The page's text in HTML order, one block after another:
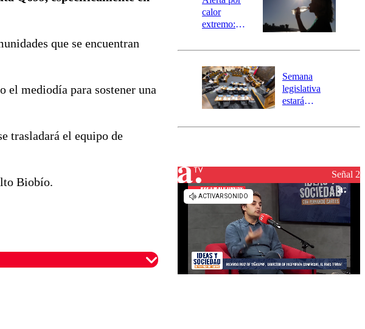
que se encuentran
el mediodía para sostener una
trasladará el equipo de
Biobío.
calor
extremo:
activa Alerta
Preventiva en
tres comunas
Semana
legislativa
estará
el fin de la
reconstrucciónSeñal 2